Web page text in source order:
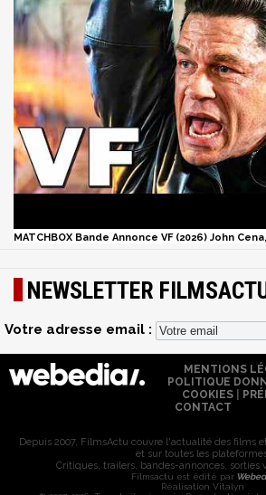
MATCHBOX Bande Annonce VF (2026) John
NEWSLETTER
Votre adresse email :
MENTIONS
POLITIQUE
COOKIES
CONTACT
Depuis 2007, FilmsActu couvre l'actualité des films
et sur toutes les
Critiques, trailers, bandes-annonces, sorties
Filmsactu est édité par
Réalisation Vitalyn